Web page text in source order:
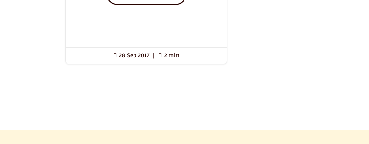
 28 Sep 2017  2 min